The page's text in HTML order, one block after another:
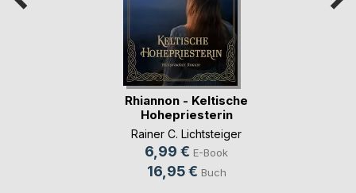
Rhiannon - Keltische
Hohepriesterin
Rainer C. Lichtsteiger
6,99 € E-Book
16,95 € Buch